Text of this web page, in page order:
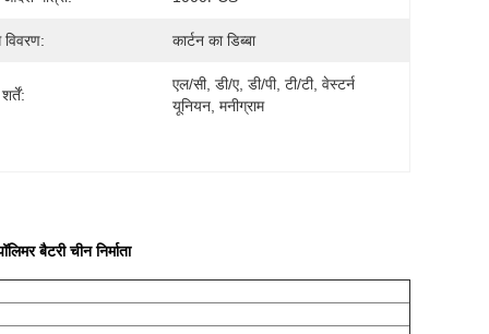
कार्टन का डिब्बा
एल/सी, डी/ए, डी/पी, टी/टी, वेस्टर्न
यूनियन, मनीग्राम
बैटरी चीन निर्माता